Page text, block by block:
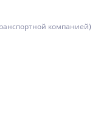
компанией)